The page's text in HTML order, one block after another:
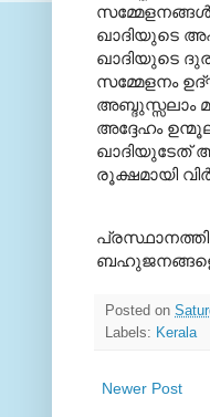
ഖാദിയുടെ
ഖാദിയുടെ
സമ്മേളനം
അബ്ദുസ്സലാം
അദ്ദേഹം
ഖാദിയുടേത്
രൂക്ഷമായി
ബഹുജനങ്ങളെ
Posted on
Labels: Kerala
Newer Post